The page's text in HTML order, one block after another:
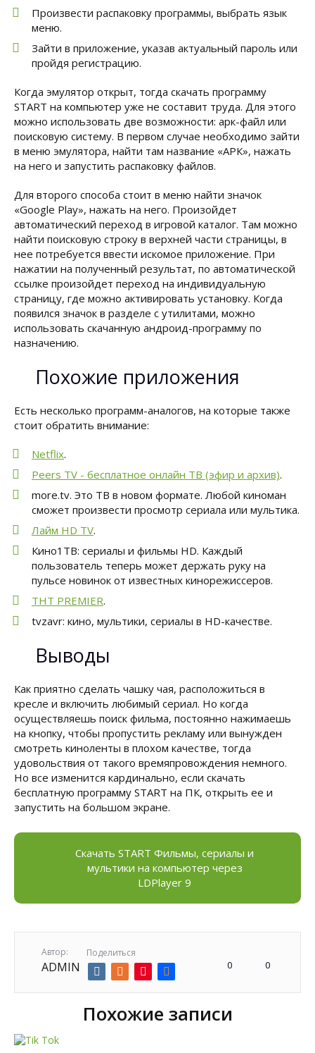
Произвести распаковку программы, выбрать язык
меню.
Зайти в приложение, указав актуальный пароль или
пройдя регистрацию.
Когда эмулятор открыт, тогда скачать программу
START на компьютер уже не составит труда. Для этого
можно использовать две возможности: арк-файл или
поисковую систему. В первом случае необходимо зайти
в меню эмулятора, найти там название «АРК», нажать
на него и запустить распаковку файлов.
Для второго способа стоит в меню найти значок
«Google Play», нажать на него. Произойдет
автоматический переход в игровой каталог. Там можно
найти поисковую строку в верхней части страницы, в
нее потребуется ввести искомое приложение. При
нажатии на полученный результат, по автоматической
ссылке произойдет переход на индивидуальную
страницу, где можно активировать установку. Когда
появился значок в разделе с утилитами, можно
использовать скачанную андроид-программу по
назначению.
Похожие приложения
Есть несколько программ-аналогов, на которые также
стоит обратить внимание:
Netflix.
Peers TV - бесплатное онлайн ТВ (эфир и архив).
more.tv. Это ТВ в новом формате. Любой киноман
сможет произвести просмотр сериала или мультика.
Лайм HD TV.
Кино1ТВ: сериалы и фильмы HD. Каждый
пользователь теперь может держать руку на
пульсе новинок от известных кинорежиссеров.
ТНТ PREMIER.
tvzavr: кино, мультики, сериалы в HD-качестве.
Выводы
Как приятно сделать чашку чая, расположиться в
кресле и включить любимый сериал. Но когда
осуществляешь поиск фильма, постоянно нажимаешь
на кнопку, чтобы пропустить рекламу или вынужден
смотреть киноленты в плохом качестве, тогда
удовольствия от такого времяпровождения немного.
Но все изменится кардинально, если скачать
бесплатную программу START на ПК, открыть ее и
запустить на большом экране.
Скачать START Фильмы, сериалы и
мультики на компьютер через
LDPlayer 9
Автор:
ADMIN
Поделиться
0 0
Похожие записи